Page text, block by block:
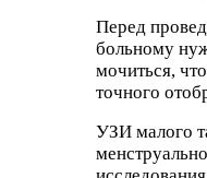
Перед
больному
мочиться,
точного
УЗИ малого